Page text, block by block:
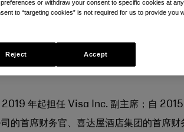
年起担任 Visa Inc. 副主席；自 2015
的首席财务官、喜达屋酒店集团的首席财
or withdraw your consent to specific cookies at
to “targeting cookies” is not required for us to provide you
Reject Accept